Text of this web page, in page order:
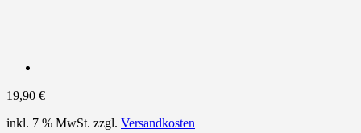
19,90 €
inkl. 7 % MwSt. zzgl. Versandkosten